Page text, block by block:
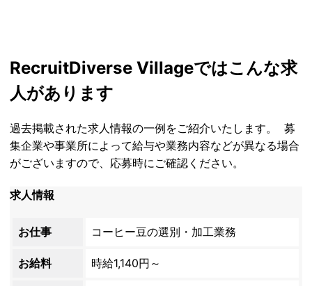
RecruitDiverse Villageではこんな求
人があります
過去掲載された求人情報の一例をご紹介いたします。 募
集企業や事業所によって給与や業務内容などが異なる場合
がございますので、応募時にご確認ください。
求人情報
お仕事 コーヒー豆の選別・加工業務
お給料 時給1,140円～